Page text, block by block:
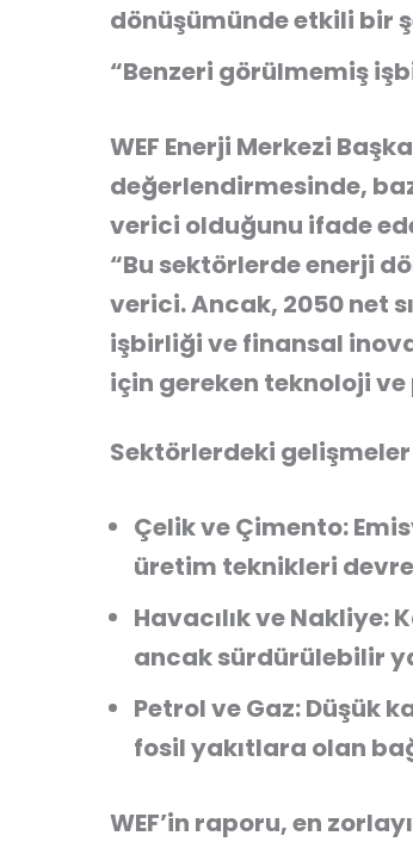
dönüşümünde etkili bir
“Benzeri görülmemiş
WEF Enerji Merkezi
değerlendirmesinde,
verici olduğunu ifade
“Bu sektörlerde enerji
verici. Ancak, 2050 net
işbirliği ve finansal
için gereken teknoloji
Sektörlerdeki
Çelik ve Çimento:
üretim teknikleri
Havacılık ve Nakliye:
ancak sürdürülebilir
Petrol ve Gaz:Düşük
fosil yakıtlara olan
WEF’in raporu, en